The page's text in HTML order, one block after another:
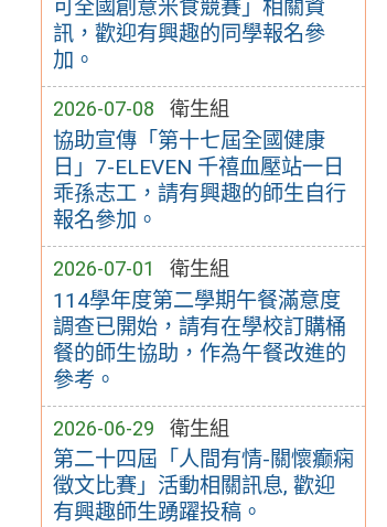
可全國創意米食競賽」相關資
訊，歡迎有興趣的同學報名參
加。
2026-07-08 衛生組
協助宣傳「第十七屆全國健康
日」7-ELEVEN 千禧血壓站一日
乖孫志工，請有興趣的師生自行
報名參加。
2026-07-01 衛生組
114學年度第二學期午餐滿意度
調查已開始，請有在學校訂購桶
餐的師生協助，作為午餐改進的
參考。
2026-06-29 衛生組
第二十四屆「人間有情-關懷癫痫
徵文比賽」活動相關訊息, 歡迎
有興趣師生踴躍投稿。